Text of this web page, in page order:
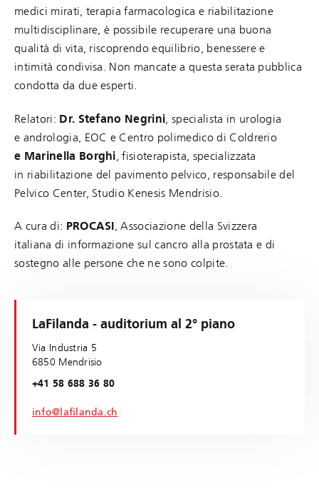
medici mirati, terapia farmacologica e riabilitazione
multidisciplinare, è possibile recuperare una buona
qualità di vita, riscoprendo equilibrio, benessere e
intimità condivisa. Non mancate a questa serata pubblica
condotta da due esperti.
Relatori: Dr. Stefano Negrini , specialista in urologia
e andrologia, EOC e Centro polimedico di Coldrerio
e Marinella Borghi , fisioterapista, specializzata
in riabilitazione del pavimento pelvico, responsabile del
Pelvico Center, Studio Kenesis Mendrisio.
A cura di: PROCASI, Associazione della Svizzera
italiana di informazione sul cancro alla prostata e di
sostegno alle persone che ne sono colpite.
LaFilanda - auditorium al 2° piano
Via Industria 5
6850 Mendrisio
+41 58 688 36 80
info@lafilanda.ch